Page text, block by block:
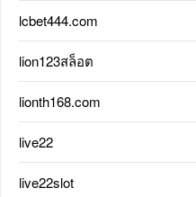
lcbet444.com
lion123สล็อต
lionth168.com
live22
live22slot